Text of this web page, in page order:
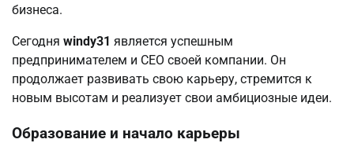
бизнеса.
Сегодня windy31 является успешным
предпринимателем и CEO своей компании. Он
продолжает развивать свою карьеру, стремится к
новым высотам и реализует свои амбициозные идеи.
Образование и начало карьеры